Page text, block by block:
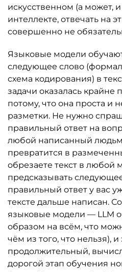
искусственном (а может,
интеллекте, отвечать на
совершенно не
Языковые модели
следующее слово
схема кодирования) в
задачи оказалась
потому, что она проста и
разметки. Не нужно
правильный ответ на
любой написанный
превратится в
обрезаете текст в любой
предсказывать
правильный ответ у вас
тексте дальше написан.
языковые модели — LLM
образом на всём, что
чём из того, что нельзя),
продолжительный,
дорогой этап обучения